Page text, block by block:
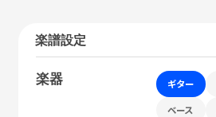
楽譜設定
楽器 ギター
ベース